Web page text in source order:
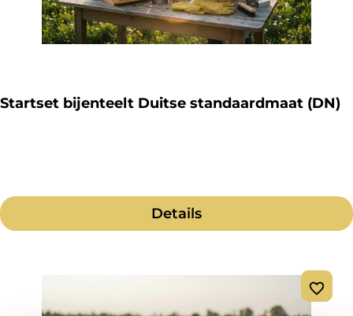
Startset bijenteelt Duitse standaardmaat (DN)
Details